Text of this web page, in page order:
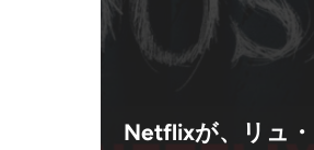
Netflixが、リュ